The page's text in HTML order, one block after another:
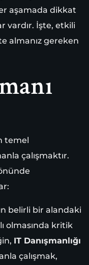
aşamada dikkat
vardır. İşte, etkili
almanız gereken
temel
çalışmaktır.
belirli bir alandaki
olmasında kritik
IT Danışmanlığı
çalışmak,